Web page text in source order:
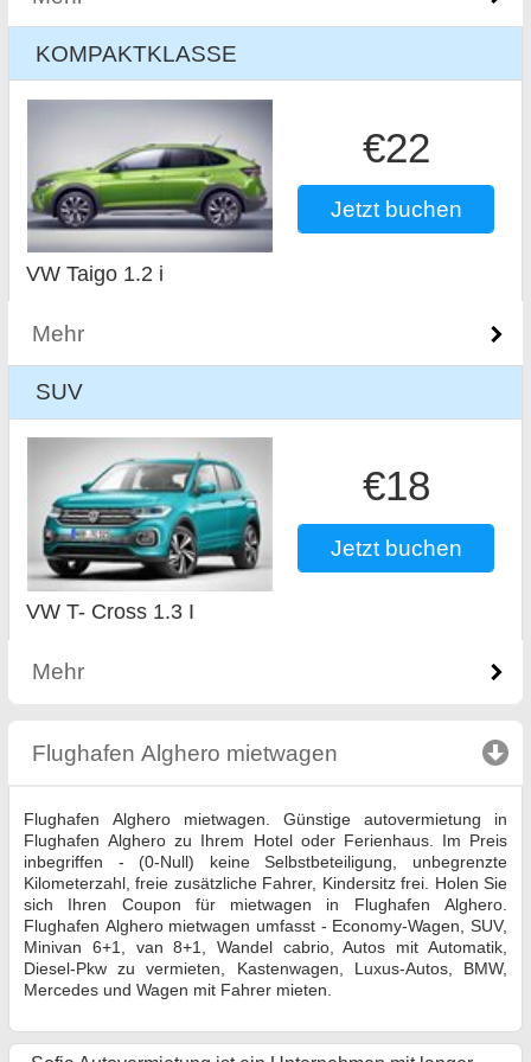
KOMPAKTKLASSE
€22
Jetzt buchen
VW Taigo 1.2 i
Mehr
SUV
€18
Jetzt buchen
VW T- Cross 1.3 I
Mehr
Flughafen Аlghero mietwagen click to collapse
Flughafen Аlghero mietwagen. Günstige autovermietung in
Flughafen Аlghero zu Ihrem Hotel oder Ferienhaus. Im Preis
inbegriffen - (0-Null) keine Selbstbeteiligung, unbegrenzte
Kilometerzahl, freie zusätzliche Fahrer, Kindersitz frei. Holen Sie
sich Ihren Coupon für mietwagen in Flughafen Аlghero.
Flughafen Аlghero mietwagen umfasst - Economy-Wagen, SUV,
Minivan 6+1, van 8+1, Wandel cabrio, Autos mit Automatik,
Diesel-Pkw zu vermieten, Kastenwagen, Luxus-Autos, BMW,
Mercedes und Wagen mit Fahrer mieten.